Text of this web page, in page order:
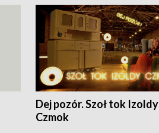
Dej pozór. Szoł tok Izoldy
Czmok